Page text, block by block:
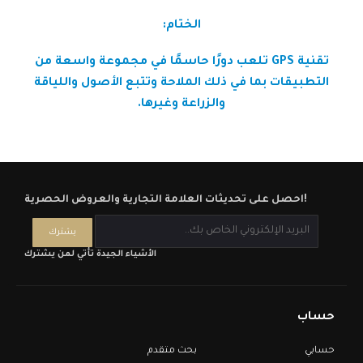
الختام:
تقنية GPS تلعب دورًا حاسمًا في مجموعة واسعة من
التطبيقات بما في ذلك الملاحة وتتبع الأصول واللياقة
والزراعة وغيرها.
احصل على تحديثات العلامة التجارية والعروض الحصرية!
الأشياء الجيدة تأتي لمن يشترك
حساب
حسابي
بحث متقدم